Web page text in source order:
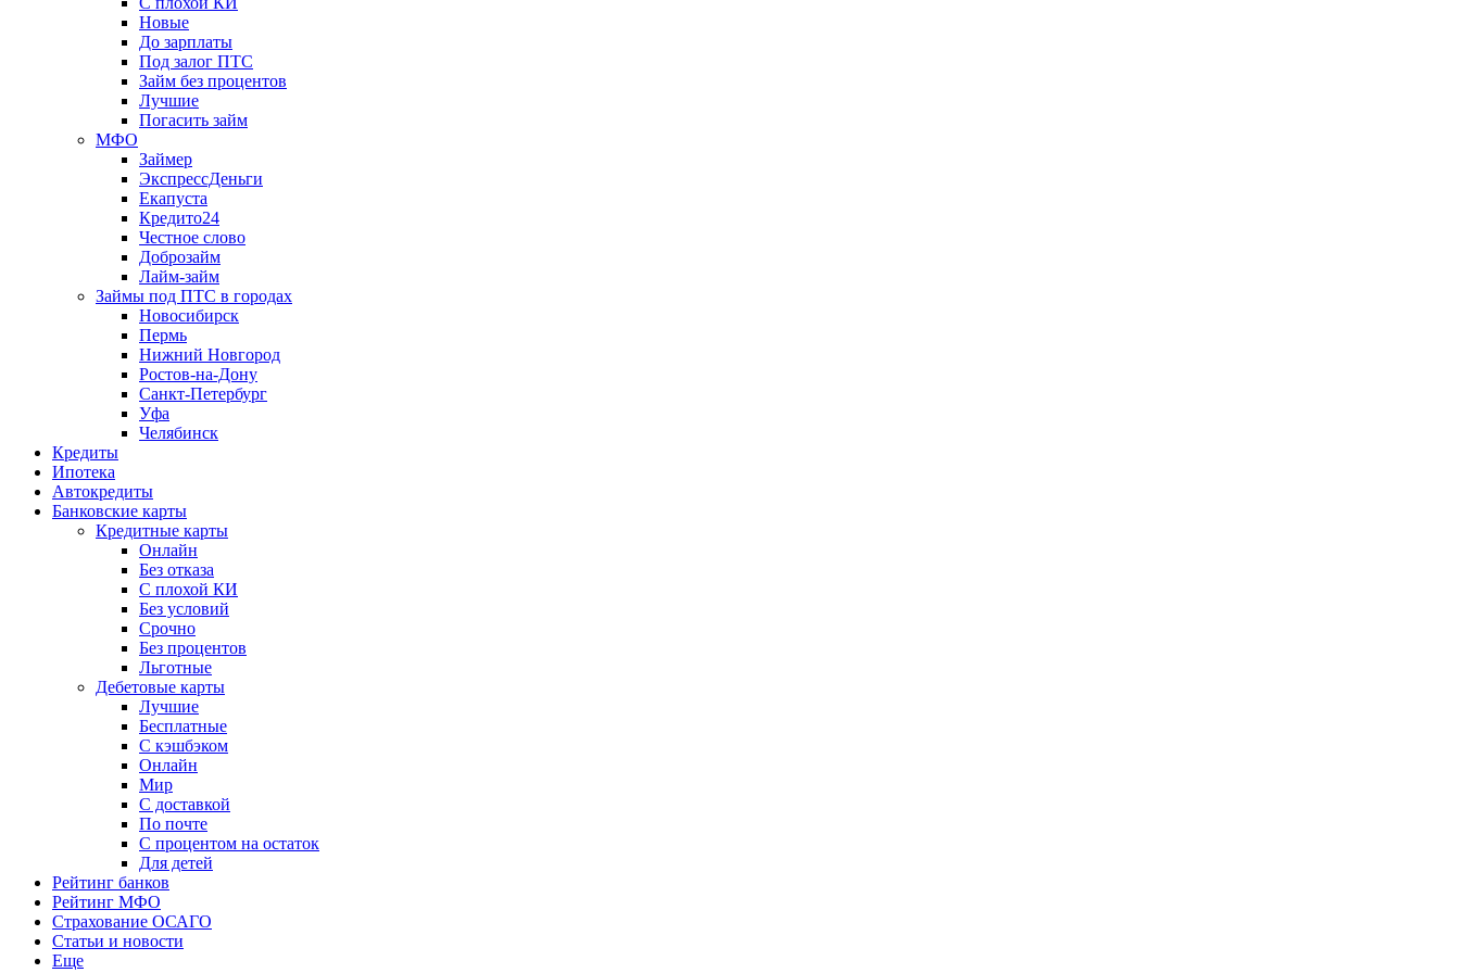
Новые
До зарплаты
Под залог ПТС
Займ без процентов
Лучшие
Погасить займ
МФО
Займер
ЭкспрессДеньги
Екапуста
Кредито24
Честное слово
Доброзайм
Лайм-займ
Займы под ПТС в городах
Новосибирск
Пермь
Нижний Новгород
Ростов-на-Дону
Санкт-Петербург
Уфа
Челябинск
Кредиты
Ипотека
Автокредиты
Банковские карты
Кредитные карты
Онлайн
Без отказа
С плохой КИ
Без условий
Срочно
Без процентов
Льготные
Дебетовые карты
Лучшие
Бесплатные
С кэшбэком
Онлайн
Мир
С доставкой
По почте
С процентом на остаток
Для детей
Рейтинг банков
Рейтинг МФО
Страхование ОСАГО
Статьи и новости
Еще